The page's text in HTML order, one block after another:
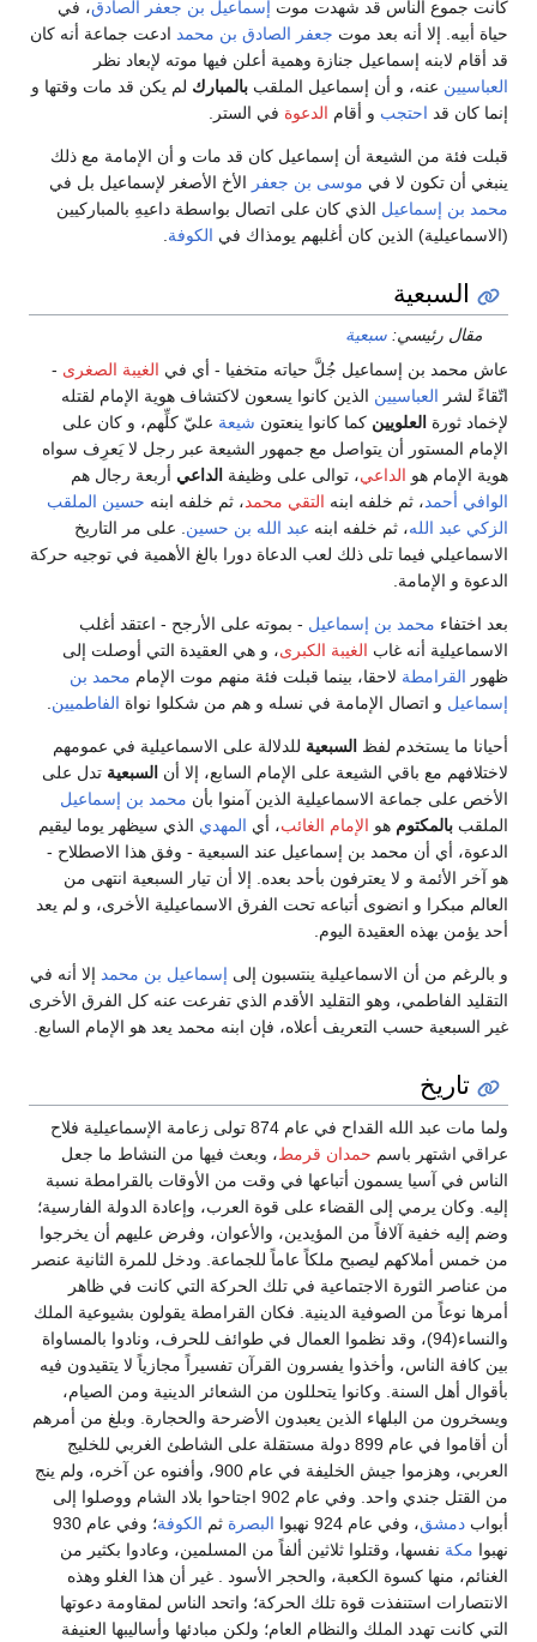
كانت جموع الناس قد شهدت موت إسماعيل بن جعفر الصادق، في
حياة أبيه. إلا أنه بعد موت جعفر الصادق بن محمد ادعت جماعة أنه كان
قد أقام لابنه إسماعيل جنازة وهمية أعلن فيها موته لإبعاد نظر
العباسيين عنه، و أن إسماعيل الملقب بالمبارك لم يكن قد مات وقتها و
إنما كان قد احتجب و أقام الدعوة في الستر.
قبلت فئة من الشيعة أن إسماعيل كان قد مات و أن الإمامة مع ذلك
ينبغي أن تكون لا في موسى بن جعفر الأخ الأصغر لإسماعيل بل في
محمد بن إسماعيل الذي كان على اتصال بواسطة داعيهِ بالمباركيين
(الاسماعيلية) الذين كان أغلبهم يومذاك في الكوفة.
السبعية
مقال رئيسي:سبعية
عاش محمد بن إسماعيل جُلَّ حياته متخفيا - أي في الغيبة الصغرى -
اتّقاءً لشر العباسيين الذين كانوا يسعون لاكتشاف هوية الإمام لقتله
لإخماد ثورة العلويين كما كانوا ينعتون شيعة عليّ كلِّهم، و كان على
الإمام المستور أن يتواصل مع جمهور الشيعة عبر رجل لا يَعرِف سواه
هوية الإمام هو الداعي، توالى على وظيفة الداعي أربعة رجال هم
الوافي أحمد، ثم خلفه ابنه التقي محمد، ثم خلفه ابنه حسين الملقب
الزكي عبد الله، ثم خلفه ابنه عبد الله بن حسين . على مر التاريخ
الاسماعيلي فيما تلى ذلك لعب الدعاة دورا بالغ الأهمية في توجيه حركة
الدعوة و الإمامة.
بعد اختفاء محمد بن إسماعيل - بموته على الأرجح - اعتقد أغلب
الاسماعيلية أنه غاب الغيبة الكبرى، و هي العقيدة التي أوصلت إلى
ظهور القرامطة لاحقا، بينما قبلت فئة منهم موت الإمام محمد بن
إسماعيل و اتصال الإمامة في نسله و هم من شكلوا نواة الفاطميين
أحيانا ما يستخدم لفظ السبعية للدلالة على الاسماعيلية في عمومهم
لاختلافهم مع باقي الشيعة على الإمام السابع، إلا أن السبعية تدل على
الأخص على جماعة الاسماعيلية الذين آمنوا بأن محمد بن إسماعيل
الملقب بالمكتوم هو الإمام الغائب، أي المهدي الذي سيظهر يوما ليقيم
الدعوة، أي أن محمد بن إسماعيل عند السبعية - وفق هذا الاصطلاح -
هو آخر الأئمة و لا يعترفون بأحد بعده. إلا أن تيار السبعية انتهى من
العالم مبكرا و انضوى أتباعه تحت الفرق الاسماعيلية الأخرى، و لم يعد
أحد يؤمن بهذه العقيدة اليوم.
و بالرغم من أن الاسماعيلية ينتسبون إلى إسماعيل بن محمد إلا أنه في
التقليد الفاطمي، وهو التقليد الأقدم الذي تفرعت عنه كل الفرق الأخرى
غير السبعية حسب التعريف أعلاه، فإن ابنه محمد يعد هو الإمام السابع.
تاريخ
ولما مات عبد الله القداح في عام 874 تولى زعامة الإسماعيلية فلاح
عراقي اشتهر باسم حمدان قرمط، وبعث فيها من النشاط ما جعل
الناس في آسيا يسمون أتباعها في وقت من الأوقات بالقرامطة نسبة
إليه. وكان يرمي إلى القضاء على قوة العرب، وإعادة الدولة الفارسية؛
وضم إليه خفية آلافاً من المؤيدين، والأعوان، وفرض عليهم أن يخرجوا
من خمس أملاكهم ليصبح ملكاً عاماً للجماعة. ودخل للمرة الثانية عنصر
من عناصر الثورة الاجتماعية في تلك الحركة التي كانت في ظاهر
أمرها نوعاً من الصوفية الدينية. فكان القرامطة يقولون بشيوعية الملك
والنساء(94)، وقد نظموا العمال في طوائف للحرف، ونادوا بالمساواة
بين كافة الناس، وأخذوا يفسرون القرآن تفسيراً مجازياً لا يتقيدون فيه
بأقوال أهل السنة. وكانوا يتحللون من الشعائر الدينية ومن الصيام،
ويسخرون من البلهاء الذين يعبدون الأضرحة والحجارة. وبلغ من أمرهم
أن أقاموا في عام 899 دولة مستقلة على الشاطئ الغربي للخليج
العربي، وهزموا جيش الخليفة في عام 900، وأفنوه عن آخره، ولم ينج
من القتل جندي واحد. وفي عام 902 اجتاحوا بلاد الشام ووصلوا إلى
أبواب دمشق، وفي عام 924 نهبوا البصرة ثم الكوفة
؛ وفي عام 930
نهبوا مكة نفسها، وقتلوا ثلاثين ألفاً من المسلمين، وعادوا بكثير من
الغنائم، منها كسوة الكعبة، والحجر الأسود . غير أن هذا الغلو وهذه
الانتصارات استنفذت قوة تلك الحركة؛ واتحد الناس لمقاومة دعوتها
التي كانت تهدد الملك والنظام العام؛ ولكن مبادئها وأساليبها العنيفة